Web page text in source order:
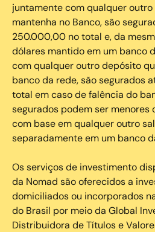
juntamente com qualquer
mantenha no Banco, são
250.000,00 no total e, da
dólares mantido em um banco
com qualquer outro depósito
banco da rede, são segurados
total em caso de falência do
segurados podem ser menores
com base em qualquer outro
separadamente em um banco
Os serviços de investimento
da Nomad são oferecidos a
domiciliados ou incorporados
do Brasil por meio da Global
Distribuidora de Títulos e